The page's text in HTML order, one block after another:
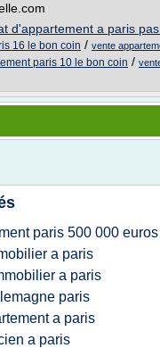
d'appartement a paris
16 le bon coin / vente
paris 10 le bon coin /
paris 500 000 euros
a paris
a paris
paris
a paris
a paris